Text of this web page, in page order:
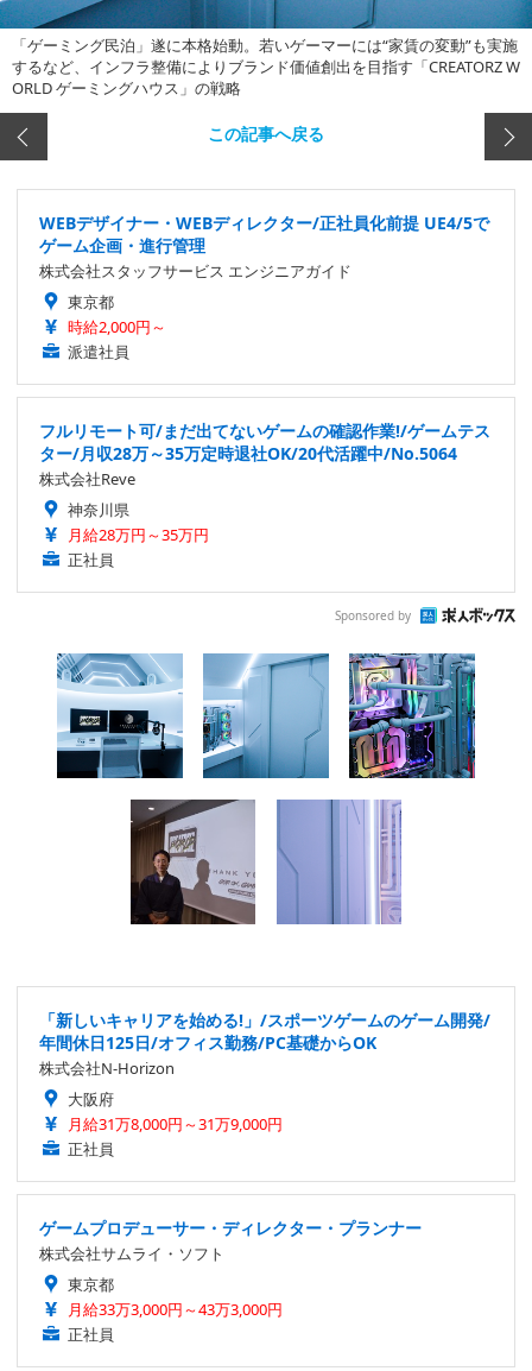
「ゲーミング民泊」遂に本格始動。若いゲーマーには“家賃の変動”も実施
するなど、インフラ整備によりブランド価値創出を目指す「CREATORZ W
ORLD ゲーミングハウス」の戦略
この記事へ戻る
WEBデザイナー・WEBディレクター/正社員化前提 UE4/5で
ゲーム企画・進行管理
株式会社スタッフサービス エンジニアガイド
東京都
時給2,000円～
派遣社員
フルリモート可/まだ出てないゲームの確認作業!/ゲームテス
ター/月収28万～35万定時退社OK/20代活躍中/No.5064
株式会社Reve
神奈川県
月給28万円～35万円
正社員
Sponsored by
「新しいキャリアを始める!」/スポーツゲームのゲーム開発/
年間休日125日/オフィス勤務/PC基礎からOK
株式会社N-Horizon
大阪府
月給31万8,000円～31万9,000円
正社員
ゲームプロデューサー・ディレクター・プランナー
株式会社サムライ・ソフト
東京都
月給33万3,000円～43万3,000円
正社員